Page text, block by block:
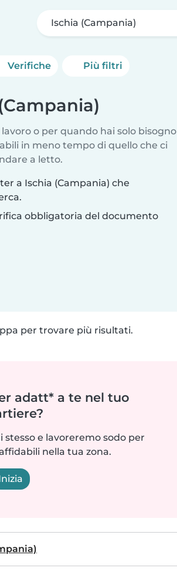
Ischia (Campania)
Verifiche Più filtri
o per quando hai solo bisogno
in meno tempo di quello che ci
a letto.
a Ischia (Campania) che
obbligatoria del documento
per trovare più risultati.
adatt* a te nel tuo
e lavoreremo sodo per
nella tua zona.